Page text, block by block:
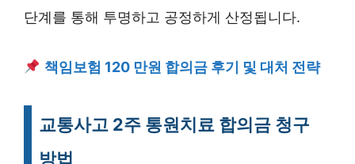
단계를 통해 투명하고 공정하게 산정됩니다.
책임보험 120 만원 합의금 후기 및 대처 전략
교통사고 2주 통원치료 합의금 청구
방법